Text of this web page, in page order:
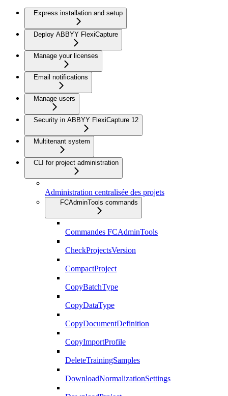
Express installation and setup
Deploy ABBYY FlexiCapture
Manage your licenses
Email notifications
Manage users
Security in ABBYY FlexiCapture 12
Multitenant system
CLI for project administration
Administration centralisée des projets
FCAdminTools commands
Commandes FCAdminTools
CheckProjectsVersion
CompactProject
CopyBatchType
CopyDataType
CopyDocumentDefinition
CopyImportProfile
DeleteTrainingSamples
DownloadNormalizationSettings